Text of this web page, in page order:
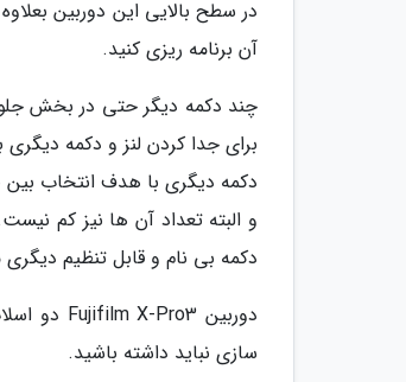
آن برنامه ریزی کنید.
برای جدا کردن لنز و دکمه
دکمه دیگری با هدف انتخاب
و البته تعداد آن ها نیز کم
دکمه بی نام و قابل تنظیم
سازی نباید داشته باشید.